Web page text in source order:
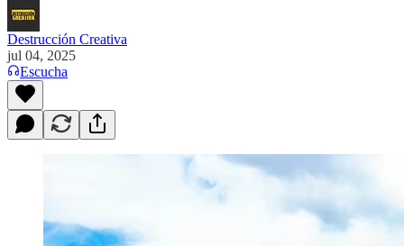
Destrucción Creativa
jul 04, 2025
Escucha